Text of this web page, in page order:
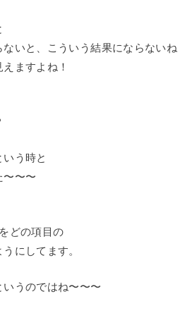
いと、こういう結果にならないね
ますよね！
う時と
〜〜〜
どの項目の
にしてます。
うのではね〜〜〜